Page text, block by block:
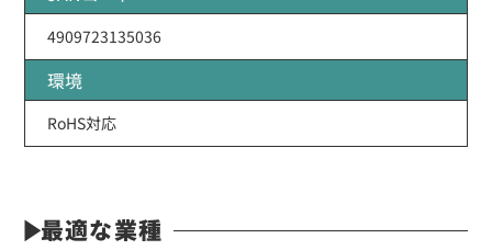
4909723135036
環境
RoHS対応
最適な業種